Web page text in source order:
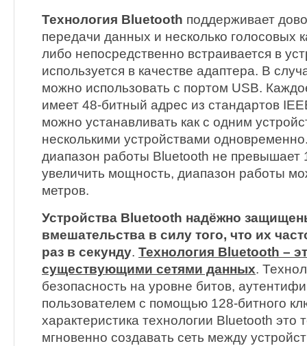
Технология Bluetooth поддерживает
передачи данных и несколько голосовых
либо непосредственно встраивается в
используется в качестве адаптера. В
можно использовать с портом USB.
имеет 48-битный адрес из стандартов
можно устанавливать как с одним
несколькими устройствами
диапазон работы Bluetooth не превышает
увеличить мощность, диапазон работы
метров.
Устройства Bluetooth надёжно
вмешательства в силу того, что их
раз в секунду. Технология Bluetooth –
существующими сетями данных.
безопасность на уровне битов,
пользователем с помощью 128-битного
характеристика технологии Bluetooth это
мгновенно создавать сеть между